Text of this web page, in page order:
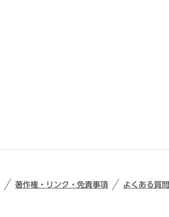
著作権・リンク・免責事項 よくある質問